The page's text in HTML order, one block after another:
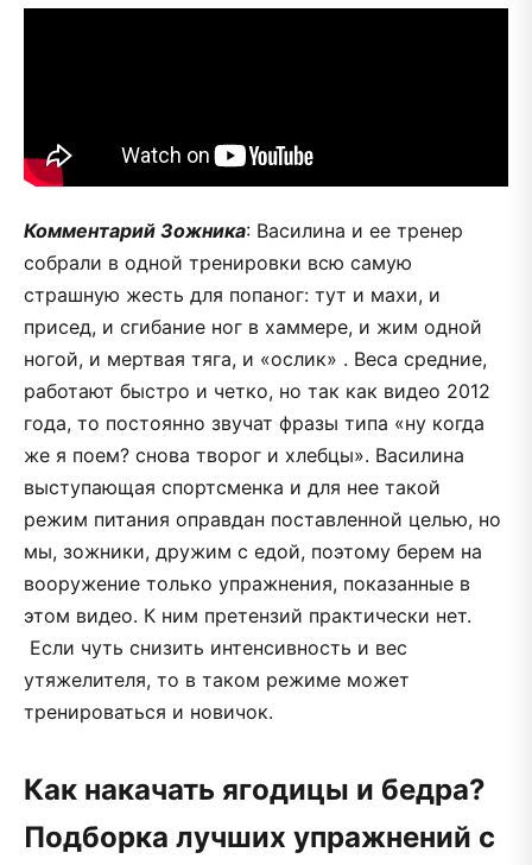
Комментарий Зожника: Василина и ее тренер
собрали в одной тренировки всю самую
страшную жесть для попаног: тут и махи, и
присед, и сгибание ног в хаммере, и жим одной
ногой, и мертвая тяга, и «ослик» . Веса средние,
работают быстро и четко, но так как видео 2012
года, то постоянно звучат фразы типа «ну когда
же я поем? снова творог и хлебцы». Василина
выступающая спортсменка и для нее такой
режим питания оправдан поставленной целью, но
мы, зожники, дружим с едой, поэтому берем на
вооружение только упражнения, показанные в
этом видео. К ним претензий практически нет.
Если чуть снизить интенсивность и вес
утяжелителя, то в таком режиме может
тренироваться и новичок.
Как накачать ягодицы и бедра?
Подборка лучших упражнений с